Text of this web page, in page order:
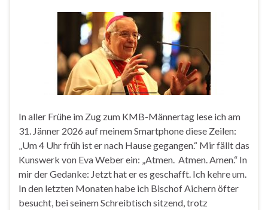
In aller Frühe im Zug zum KMB-Männertag lese ich am
31. Jänner 2026 auf meinem Smartphone diese Zeilen:
„Um 4 Uhr früh ist er nach Hause gegangen.“ Mir fällt das
Kunswerk von Eva Weber ein: „Atmen. Atmen. Amen.“ In
mir der Gedanke: Jetzt hat er es geschafft. Ich kehre um.
In den letzten Monaten habe ich Bischof Aichern öfter
besucht, bei seinem Schreibtisch sitzend, trotz